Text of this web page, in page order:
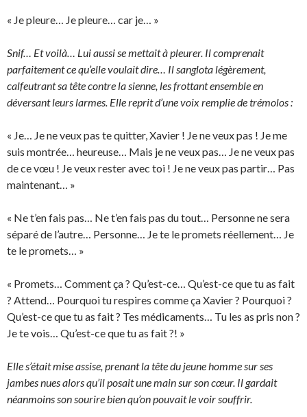
« Je pleure… Je pleure… car je… »
Snif… Et voilà… Lui aussi se mettait à pleurer. Il comprenait
parfaitement ce qu’elle voulait dire… Il sanglota légèrement,
calfeutrant sa tête contre la sienne, les frottant ensemble en
déversant leurs larmes. Elle reprit d’une voix remplie de trémolos :
« Je… Je ne veux pas te quitter, Xavier ! Je ne veux pas ! Je me
suis montrée… heureuse… Mais je ne veux pas… Je ne veux pas
de ce vœu ! Je veux rester avec toi ! Je ne veux pas partir… Pas
maintenant… »
« Ne t’en fais pas… Ne t’en fais pas du tout… Personne ne sera
séparé de l’autre… Personne… Je te le promets réellement… Je
te le promets… »
« Promets… Comment ça ? Qu’est-ce… Qu’est-ce que tu as fait
? Attend… Pourquoi tu respires comme ça Xavier ? Pourquoi ?
Qu’est-ce que tu as fait ? Tes médicaments… Tu les as pris non ?
Je te vois… Qu’est-ce que tu as fait ?! »
Elle s’était mise assise, prenant la tête du jeune homme sur ses
jambes nues alors qu’il posait une main sur son cœur. Il gardait
néanmoins son sourire bien qu’on pouvait le voir souffrir.